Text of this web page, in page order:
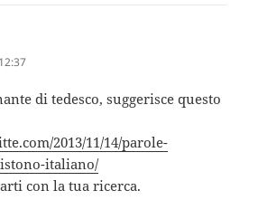
di tedesco, suggerisce questo
2013/11/14/parole-
italiano/
con la tua ricerca.